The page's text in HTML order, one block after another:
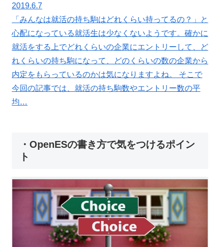
2019.6.7
「みんなは就活の持ち駒はどれくらい持ってるの？」と
心配になっている就活生は少なくないようです。確かに
就活をする上でどれくらいの企業にエントリーして、ど
れくらいの持ち駒になって、どのくらいの数の企業から
内定をもらっているのかは気になりますよね。 そこで
今回の記事では、就活の持ち駒数やエントリー数の平
均…
・OpenESの書き方で気をつけるポイン
ト